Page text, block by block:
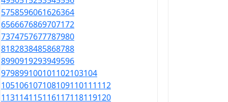
5758596061626364
6566676869707172
7374757677787980
8182838485868788
8990919293949596
979899100101102103104
105106107108109110111112
113114115116117118119120